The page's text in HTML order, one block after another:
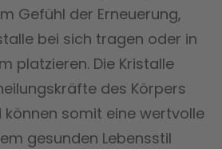
Gefühl der Erneuerung,
bei sich tragen oder in
platzieren. Die Kristalle
des Körpers
somit eine wertvolle
gesunden Lebensstil